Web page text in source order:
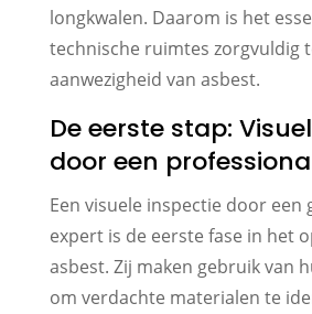
longkwalen. Daarom is het
technische ruimtes zorgvuldig
aanwezigheid van asbest.
De eerste stap:
door een
Een visuele inspectie door een
expert is de eerste fase in het
asbest. Zij maken gebruik van
om verdachte materialen te